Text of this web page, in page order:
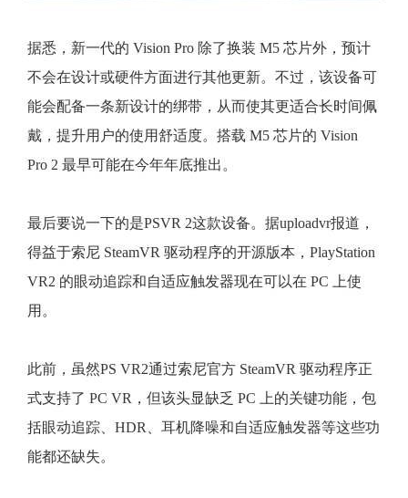
据悉，新一代的 Vision Pro 除了换装 M5 芯片外，预计
不会在设计或硬件方面进行其他更新。不过，该设备可
能会配备一条新设计的绑带，从而使其更适合长时间佩
戴，提升用户的使用舒适度。搭载 M5 芯片的 Vision
Pro 2 最早可能在今年年底推出。
最后要说一下的是PSVR 2这款设备。据uploadvr报道，
得益于索尼 SteamVR 驱动程序的开源版本，PlayStation
VR2 的眼动追踪和自适应触发器现在可以在 PC 上使
用。
此前，虽然PS VR2通过索尼官方 SteamVR 驱动程序正
式支持了 PC VR，但该头显缺乏 PC 上的关键功能，包
括眼动追踪、HDR、耳机降噪和自适应触发器等这些功
能都还缺失。